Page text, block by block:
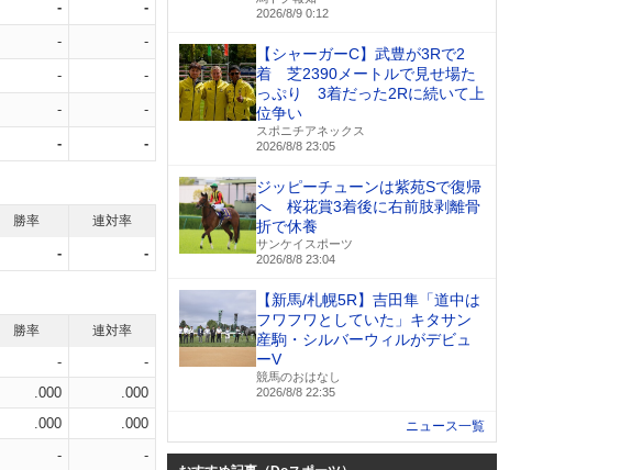
- -
- -
- -
- -
- -
勝率 連対率
- -
勝率 連対率
-
-
.000
.000
.000
.000
- -
2026/8/9 0:12
【シャーガーC】武豊が3Rで2
着 芝2390メートルで見せ場た
っぷり 3着だった2Rに続いて上
位争い
スポニチアネックス
2026/8/8 23:05
ジッピーチューンは紫苑Sで復帰
へ 桜花賞3着後に右前肢剥離骨
折で休養
サンケイスポーツ
2026/8/8 23:04
【新馬/札幌5R】吉田隼「道中は
フワフワとしていた」キタサン
産駒・シルバーウィルがデビュ
ーV
競馬のおはなし
2026/8/8 22:35
ニュース一覧